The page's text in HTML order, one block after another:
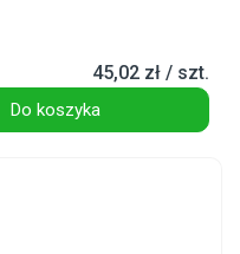
45,02 zł / szt.
Do koszyka